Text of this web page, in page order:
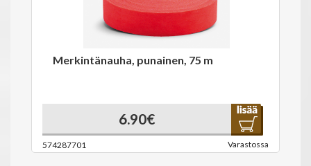
Merkintänauha, punainen, 75 m
6.90€
574287701 Varastossa